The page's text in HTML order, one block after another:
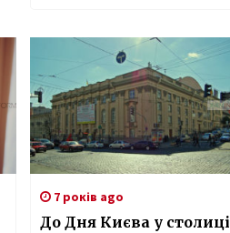
7 років ago
До Дня Києва у столиці